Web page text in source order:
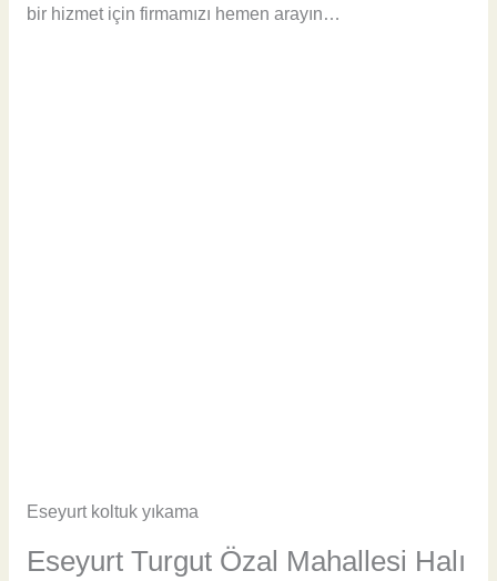
bir hizmet için firmamızı hemen arayın…
Eseyurt koltuk yıkama
Eseyurt Turgut Özal Mahallesi Halı